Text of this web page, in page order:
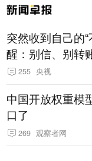
突然收到自己的
醒：别信、别转
255 央视
中国开放权重模
口了
269 观察者网